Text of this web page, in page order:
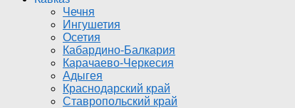
Чечня
Ингушетия
Осетия
Кабардино-Балкария
Карачаево-Черкесия
Адыгея
Краснодарский край
Ставропольский край